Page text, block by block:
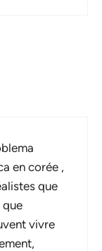
en corée ,
que
que
vivre